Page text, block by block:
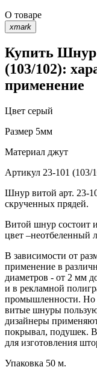
О товаре
xmark
Купить Шнур
(103/102):
применение
Цвет серый
Размер 5мм
Материал джут
Артикул 23-101 (103/
Шнур витой арт. 23-
скрученных прядей.
Витой шнур состоит
цвет –неотбеленный
В зависимости от
применение в
диаметров - от 2 мм
и в рекламной
промышленности. Но
витые шнуры
дизайнеры
покрывал, подушек.
для изготовления
Упаковка 50 м.